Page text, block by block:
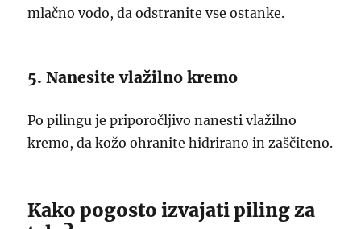
mlačno vodo, da odstranite vse ostanke.
5. Nanesite vlažilno kremo
Po pilingu je priporočljivo nanesti vlažilno
kremo, da kožo ohranite hidrirano in zaščiteno.
Kako pogosto izvajati piling za